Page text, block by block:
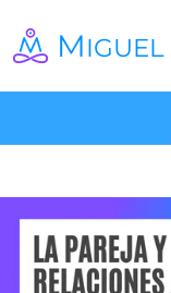
MIGUEL